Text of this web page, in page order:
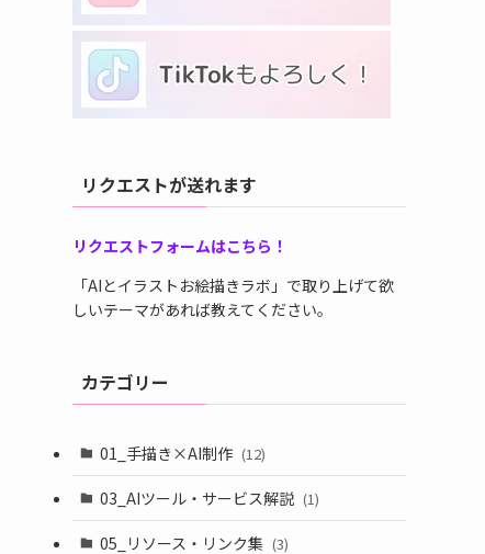
リクエストが送れます
リクエストフォームはこちら！
「AIとイラストお絵描きラボ」で取り上げて欲
しいテーマがあれば教えてください。
カテゴリー
01_手描き×AI制作 (12)
03_AIツール・サービス解説 (1)
05_リソース・リンク集 (3)